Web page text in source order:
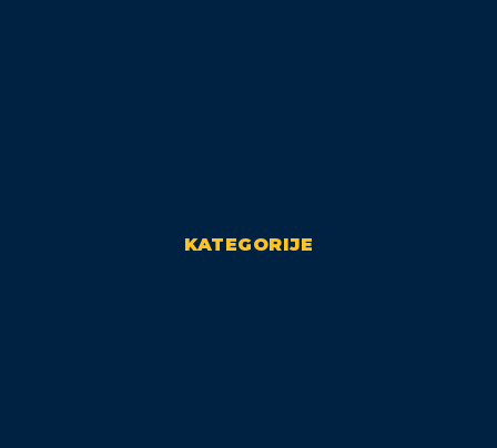
KATEGORIJE